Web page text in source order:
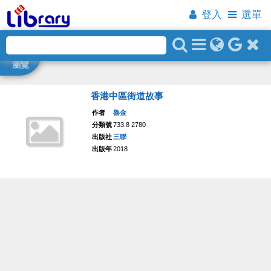
登入 選單
瀏覽
香港中區街道故事
作者
魯金
分類號733.8 2780
出版社 三聯
出版年2018